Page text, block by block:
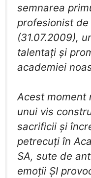
semnarea
profesionist
(31.07.2009),
talentați și
academiei
​Acest moment
unui vis
sacrificii și
petrecuți în
SA, sute de
emoții ȘI